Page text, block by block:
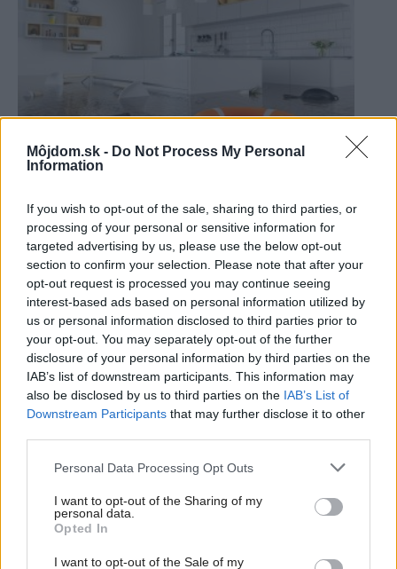
Môjdom.sk - Do Not Process My Personal
Information
If you wish to opt-out of the sale, sharing to third parties, or
processing of your personal or sensitive information for
targeted advertising by us, please use the below opt-out
section to confirm your selection. Please note that after your
opt-out request is processed you may continue seeing
interest-based ads based on personal information utilized by
us or personal information disclosed to third parties prior to
your opt-out. You may separately opt-out of the further
disclosure of your personal information by third parties on the
IAB’s list of downstream participants. This information may
also be disclosed by us to third parties on the IAB’s List of
Downstream Participants that may further disclose it to other
Please note that this website/app uses one or more Google
not limited to your visit or usage behaviour. You may click to
grant or deny consent to Google and its third-party tags to
use your data for below specified purposes in below Google
consent section.
Personal Data Processing Opt Outs
I want to opt-out of the Sharing of my
personal data.
Opted In
I want to opt-out of the Sale of my
Prenajímate alebo ste nájomníkom
nehnuteľnosti? Pozor na poistenie
Najčítanejšie Za týždeň Za mesiac
návštevy vnúčat
V dome v lese vyriešili známy problém. Dvaja
majitelia v ňom majú dosť súkromia aj miesto pre
spoločný čas